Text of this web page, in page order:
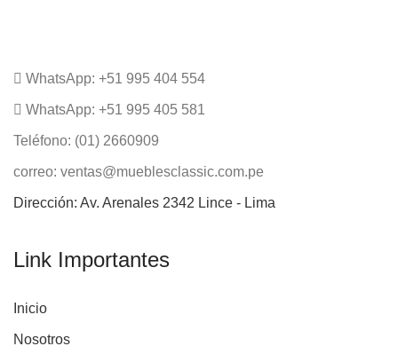
WhatsApp: +51 995 404 554
WhatsApp: +51 995 405 581
Teléfono: (01) 2660909
correo: ventas@mueblesclassic.com.pe
Dirección: Av. Arenales 2342 Lince - Lima
Link Importantes
Inicio
Nosotros